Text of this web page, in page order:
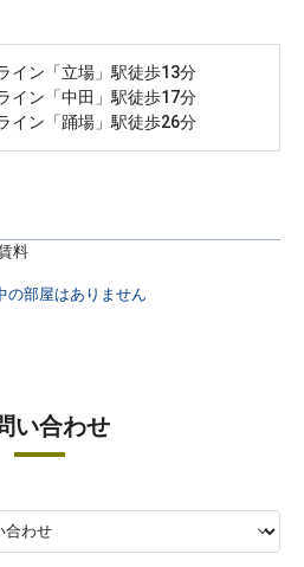
イン「立場」駅徒歩13分
イン「中田」駅徒歩17分
イン「踊場」駅徒歩26分
料
の部屋はありません
い合わせ